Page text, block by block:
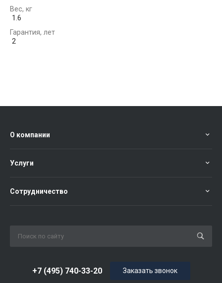
Вес, кг
1.6
Гарантия, лет
2
О компании
Услуги
Сотрудничество
+7 (495) 740-33-20 Заказать звонок